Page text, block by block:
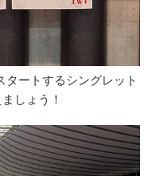
タートするシングレット
しょう！